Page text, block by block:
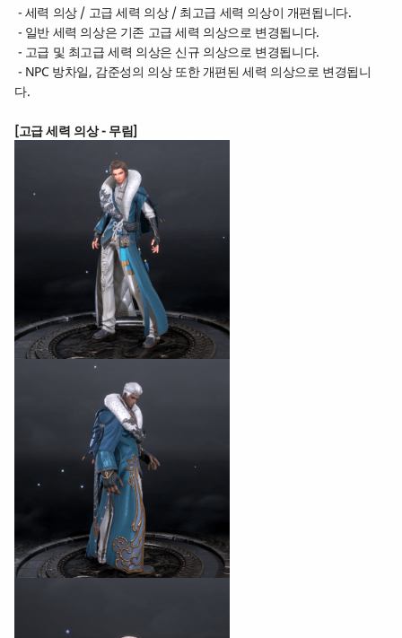
- 세력 의상 / 고급 세력 의상 / 최고급 세력 의상이 개편됩니다.
- 일반 세력 의상은 기존 고급 세력 의상으로 변경됩니다.
- 고급 및 최고급 세력 의상은 신규 의상으로 변경됩니다.
- NPC 방차일, 감준성의 의상 또한 개편된 세력 의상으로 변경됩니
다.
[고급 세력 의상 - 무림]